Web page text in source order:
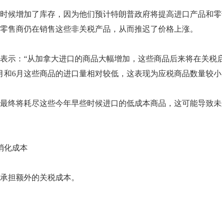
增加了库存，因为他们预计特朗普政府将提高进口产品和
售商仍在销售这些非关税产品，从而推迟了价格上涨。
：“从加拿大进口的商品大幅增加，这些商品后来将在关税
和6月这些商品的进口量相对较低，这表现为应税商品数量较
将耗尽这些今年早些时候进口的低成本商品，这可能导致
成本
额外的关税成本。